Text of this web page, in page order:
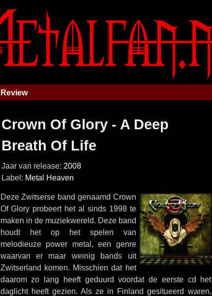
Review
Crown Of Glory - A Deep
Breath Of Life
Jaar van release: 2008
Label: Metal Heaven
Deze Zwitserse band genaamd Crown
Of Glory probeert het al sinds 1998 te
maken in de muziekwereld. Deze band
houdt het op het spelen van
melodieuze power metal, een genre
waarvan er maar weinig bands uit
Zwitserland komen. Misschien dat het
daarom zo lang heeft geduurd voordat de eerste cd het
daglicht heeft gezien. Als ze in Finland gesitueerd waren,